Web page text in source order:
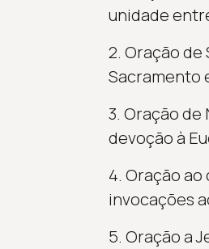
unidade
2. Oração
Sacramento
3. Oração
devoção à
4. Oração
invocações
5. Oração a